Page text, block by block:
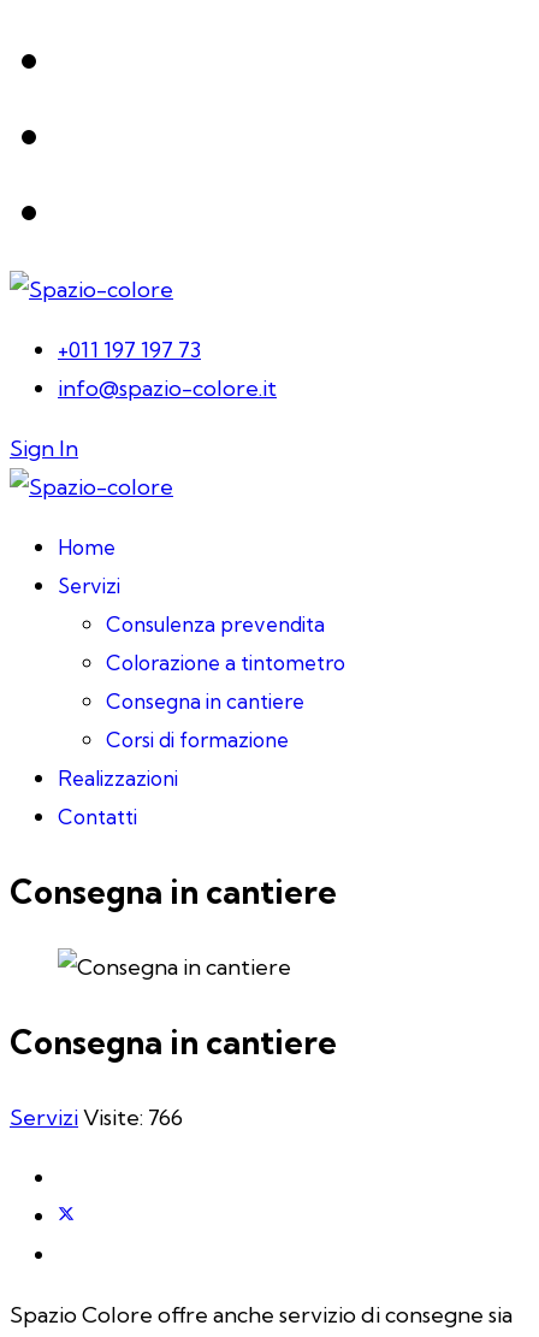
+011 197 197 73
info@spazio-colore.it
Sign In
Home
Servizi
Consulenza prevendita
Colorazione a tintometro
Consegna in cantiere
Corsi di formazione
Realizzazioni
Contatti
Consegna in cantiere
Consegna in cantiere
ServiziVisite: 766
Spazio Colore offre anche servizio di consegne sia